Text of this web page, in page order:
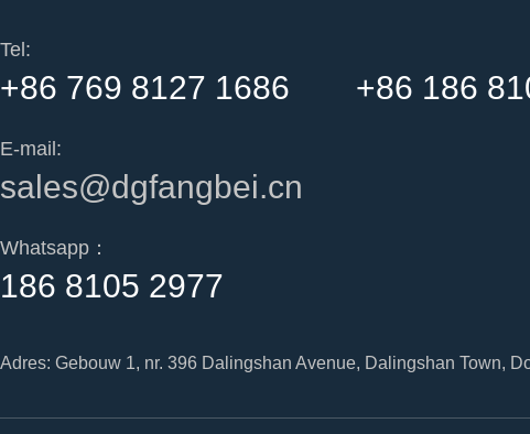
Tel:
+86 769 8127 1686 +86 186
E-mail:
sales@dgfangbei.cn
Whatsapp：
186 8105 2977
Adres: Gebouw 1, nr. 396 Dalingshan Avenue, Dalingshan Town,